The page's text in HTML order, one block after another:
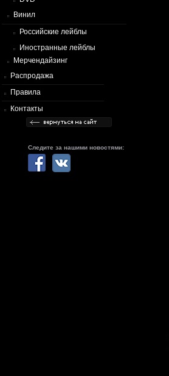
Винил
Российские лейблы
Иностранные лейблы
Мерчендайзинг
Распродажа
Правила
Контакты
Следите за нашими новостями: